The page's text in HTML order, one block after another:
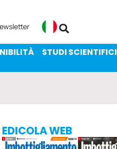
STUDI SCIENTIFICI
EDICOLA WEB